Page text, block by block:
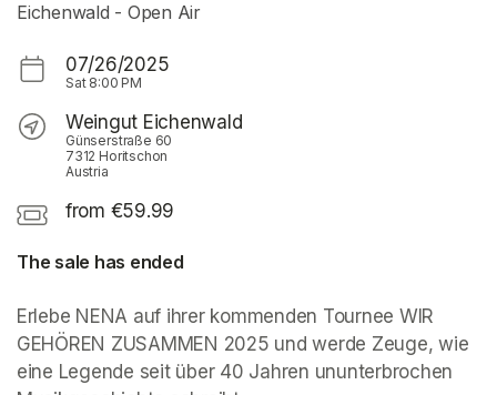
Eichenwald - Open Air
07/26/2025
Sat 8:00 PM
Weingut Eichenwald
Günserstraße 60
7312 Horitschon
Austria
from €59.99
The sale has ended
Erlebe NENA auf ihrer kommenden Tournee WIR
GEHÖREN ZUSAMMEN 2025 und werde Zeuge, wie
eine Legende seit über 40 Jahren ununterbrochen